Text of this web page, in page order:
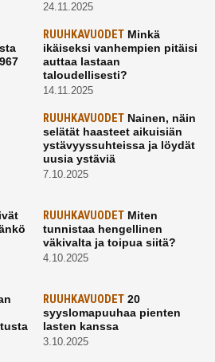
24.11.2025
RUUHKAVUODETMinkä
ikäiseksi vanhempien pitäisi
auttaa lastaan
taloudellisesti?
14.11.2025
RUUHKAVUODETNainen, näin
selätät haasteet aikuisiän
ystävyyssuhteissa ja löydät
uusia ystäviä
7.10.2025
RUUHKAVUODETMiten
tunnistaa hengellinen
väkivalta ja toipua siitä?
4.10.2025
RUUHKAVUODET20
syyslomapuuhaa pienten
lasten kanssa
3.10.2025